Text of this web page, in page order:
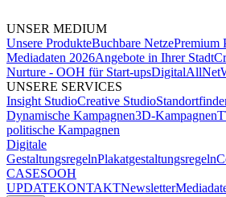
UNSER MEDIUM
Unsere ProdukteBuchbare NetzePremium
Mediadaten 2026Angebote in Ihrer Stadt
Nurture - OOH für Start-upsDigitalAllNet
UNSERE SERVICES
Insight StudioCreative Studio
Dynamische Kampagnen3D-Kampagnen
politische Kampagnen
Digitale
GestaltungsregelnPlakatgestaltungsregeln
CASESOOH
UPDATEKONTAKTNewsletter